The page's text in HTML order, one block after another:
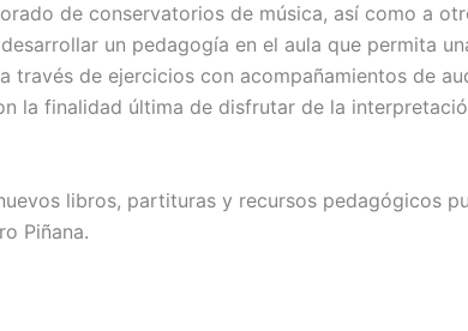
de conservatorios de música, así como a
un pedagogía en el aula que permita
través de ejercicios con acompañamientos de
la finalidad última de disfrutar de la
libros, partituras y recursos pedagógicos
Piñana.